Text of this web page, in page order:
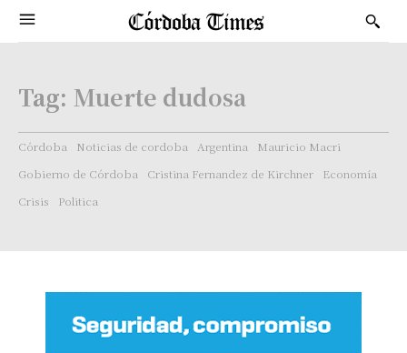
Tag: Muerte dudosa
Córdoba Noticias de cordoba Argentina
Mauricio Macri
Gobierno de Córdoba
Cristina Fernandez de Kirchner
Economía
Crisis
Politica